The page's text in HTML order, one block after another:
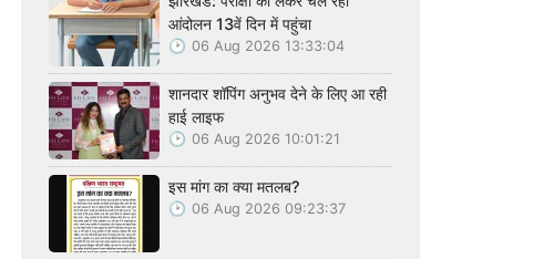
आंदोलन 13वें दिन में पहुंचा
06 Aug 2026 13:33:04
शानदार शॉपिंग अनुभव देने के लिए आ रही
हाई लाइफ
06 Aug 2026 10:01:21
इस मांग का क्या मतलब?
06 Aug 2026 09:23:37